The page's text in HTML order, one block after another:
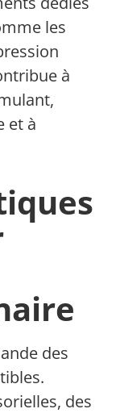
les
à
et à
des
des